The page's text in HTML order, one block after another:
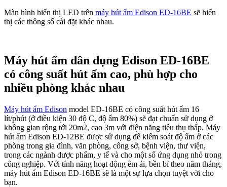
Màn hình hiển thị LED trên máy hút ẩm Edison ED-16BE sẽ hiển
thị các thông số cài đặt khác nhau.
Máy hút ẩm dân dụng Edison ED-16BE
có công suất hút ấm cao, phù hợp cho
nhiều phòng khác nhau
Máy hút ẩm Edison model ED-16BE có công suất hút ẩm 16
lít/phút (ở điều kiện 30 độ C, độ ẩm 80%) sẽ đạt chuẩn sử dụng ở
không gian rộng tới 20m2, cao 3m với điện năng tiêu thụ thấp. Máy
hút ẩm Edison ED-12BE được sử dụng để kiểm soát độ ẩm ở các
phòng trong gia đình, văn phòng, công sở, bệnh viện, thư viện,
trong các ngành dược phẩm, y tế và cho một số ứng dụng nhỏ trong
công nghiệp. Với tính năng hoạt động êm ái, bền bỉ theo năm tháng,
máy hút ẩm Edison ED-16BE sẽ là một sự lựa chọn tuyệt vời cho
bạn.